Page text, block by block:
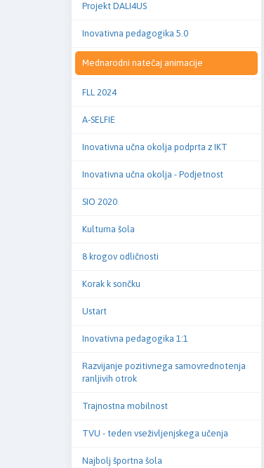
Projekt DALI4US
Inovativna pedagogika 5.0
Mednarodni natečaj animacije
FLL 2024
A-SELFIE
Inovativna učna okolja podprta z IKT
Inovativna učna okolja - Podjetnost
SIO 2020
Kulturna šola
8 krogov odličnosti
Korak k sončku
Ustart
Inovativna pedagogika 1:1
Razvijanje pozitivnega samovrednotenja
ranljivih otrok
Trajnostna mobilnost
TVU - teden vseživljenjskega učenja
Najbolj športna šola